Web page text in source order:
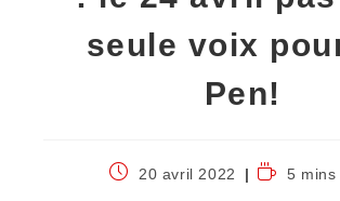
seule voix
Pen!
20 avril 2022 5 mins